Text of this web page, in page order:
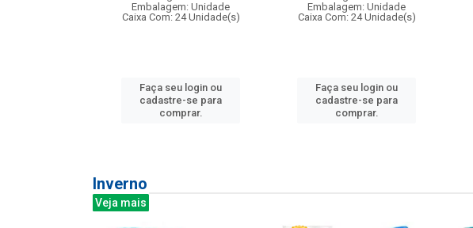
Embalagem: Unidade
Caixa Com: 24 Unidade(s)
Faça seu login ou
cadastre-se para
comprar.
Embalagem: Unidade
Caixa Com: 24 Unidade(s)
Faça seu login ou
cadastre-se para
comprar.
Inverno
Veja mais